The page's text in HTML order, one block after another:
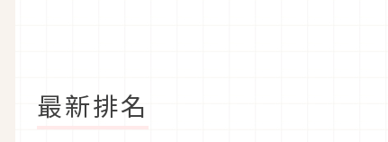
最新排名